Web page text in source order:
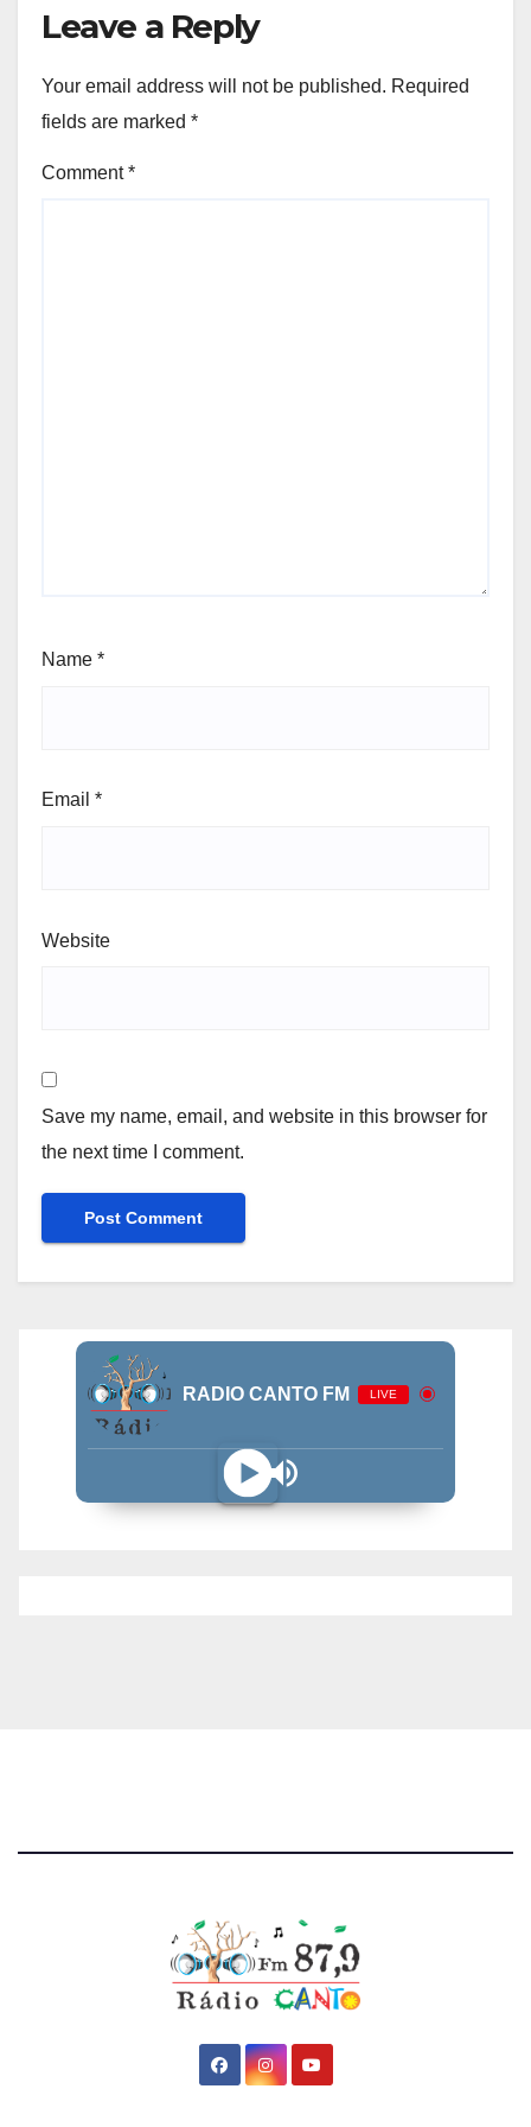
Leave a Reply
Your email address will not be published. Required
fields are marked *
Comment*
Name *
Email *
Website
Save my name, email, and website in this browser for
the next time I comment.
RADIO CANTO FM LIVE